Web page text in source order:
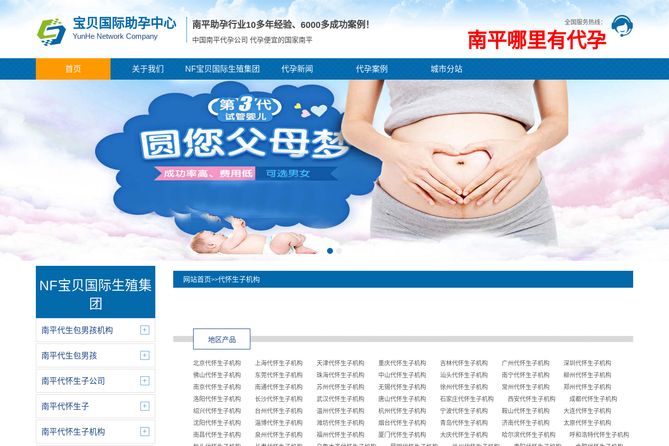
宝贝国际助孕中心
YunHe Network Company
南平助孕行业10多年经验、 6000多成功案例！
中国南平代孕公司 代孕便宜的国家南平
全国服务热线：
南平哪里有代孕
首页 关于我们 NF宝贝国际生殖集团 代孕新闻 代孕案例 城市分站
NF宝贝国际生殖集
团
南平代生包男孩机构
南平代生包男孩
南平代怀生子公司
南平代怀生子
南平代怀生子机构
网站首页>>代怀生子机构
地区产品
北京代怀生子机构 上海代怀生子机构 天津代怀生子机构 重庆代怀生子机构 吉林代怀生子机构 广州代怀生子机构
深圳代怀生子机构
佛山代怀生子机构
东莞代怀生子机构 珠海代怀生子机构 中山代怀生子机构 汕头代怀生子机构 南宁代怀生子机构
柳州代怀生子机构
南京代怀生子机构
南通代怀生子机构 苏州代怀生子机构 无锡代怀生子机构 徐州代怀生子机构 常州代怀生子机构
郑州代怀生子机构
洛阳代怀生子机构
长沙代怀生子机构 武汉代怀生子机构 唐山代怀生子机构 石家庄代怀生子机构 西安代怀生子机构
成都代怀生子机构
绍兴代怀生子机构
台州代怀生子机构 温州代怀生子机构 杭州代怀生子机构 宁波代怀生子机构 鞍山代怀生子机构
大连代怀生子机构
沈阳代怀生子机构
淄博代怀生子机构 潍坊代怀生子机构 烟台代怀生子机构 青岛代怀生子机构 济南代怀生子机构
太原代怀生子机构
南昌代怀生子机构
泉州代怀生子机构 福州代怀生子机构 厦门代怀生子机构 大庆代怀生子机构 哈尔滨代怀生子机构
呼和浩特代怀生子机构